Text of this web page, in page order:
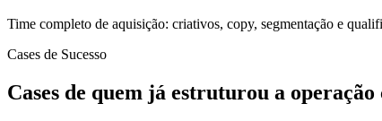
Time completo de aquisição: criativos, copy, segmentação e
Cases de Sucesso
Cases de quem já estruturou a